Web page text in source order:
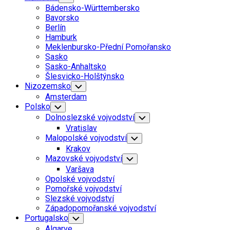
Child
Menu
Bádensko-Württembersko
Bavorsko
Berlín
Hamburk
Meklenbursko-Přední Pomořansko
Sasko
Sasko-Anhaltsko
Šlesvicko-Holštýnsko
Nizozemsko Toggle
Child
Menu
Amsterdam
Polsko Toggle
Child
Menu
Dolnoslezské vojvodství Toggle
Child
Menu
Vratislav
Malopolské vojvodství Toggle
Child
Menu
Krakov
Mazovské vojvodství Toggle
Child
Varšava
Opolské vojvodství
Pomořské vojvodství
Slezské vojvodství
Západopomořanské vojvodství
Portugalsko Toggle
Child